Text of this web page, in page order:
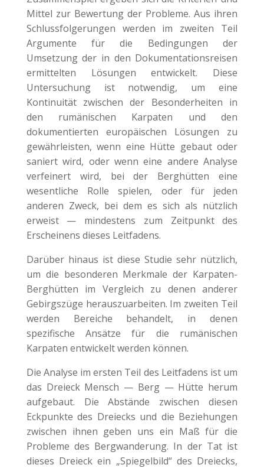
Mittel zur Bewertung der Probleme. Aus ihren
Schlussfolgerungen werden im zweiten Teil
Argumente für die Bedingungen der
Umsetzung der in den Dokumentationsreisen
ermittelten Lösungen entwickelt. Diese
Untersuchung ist notwendig, um eine
Kontinuität zwischen der Besonderheiten in
den rumänischen Karpaten und den
dokumentierten europäischen Lösungen zu
gewährleisten, wenn eine Hütte gebaut oder
saniert wird, oder wenn eine andere Analyse
verfeinert wird, bei der Berghütten eine
wesentliche Rolle spielen, oder für jeden
anderen Zweck, bei dem es sich als nützlich
erweist — mindestens zum Zeitpunkt des
Erscheinens dieses Leitfadens.
Darüber hinaus ist diese Studie sehr nützlich,
um die besonderen Merkmale der Karpaten-
Berghütten im Vergleich zu denen anderer
Gebirgszüge herauszuarbeiten. Im zweiten Teil
werden Bereiche behandelt, in denen
spezifische Ansätze für die rumänischen
Karpaten entwickelt werden können.
Die Analyse im ersten Teil des Leitfadens ist um
das Dreieck Mensch — Berg — Hütte herum
aufgebaut. Die Abstände zwischen diesen
Eckpunkte des Dreiecks und die Beziehungen
zwischen ihnen geben uns ein Maß für die
Probleme des Bergwanderung. In der Tat ist
dieses Dreieck ein „Spiegelbild“ des Dreiecks,